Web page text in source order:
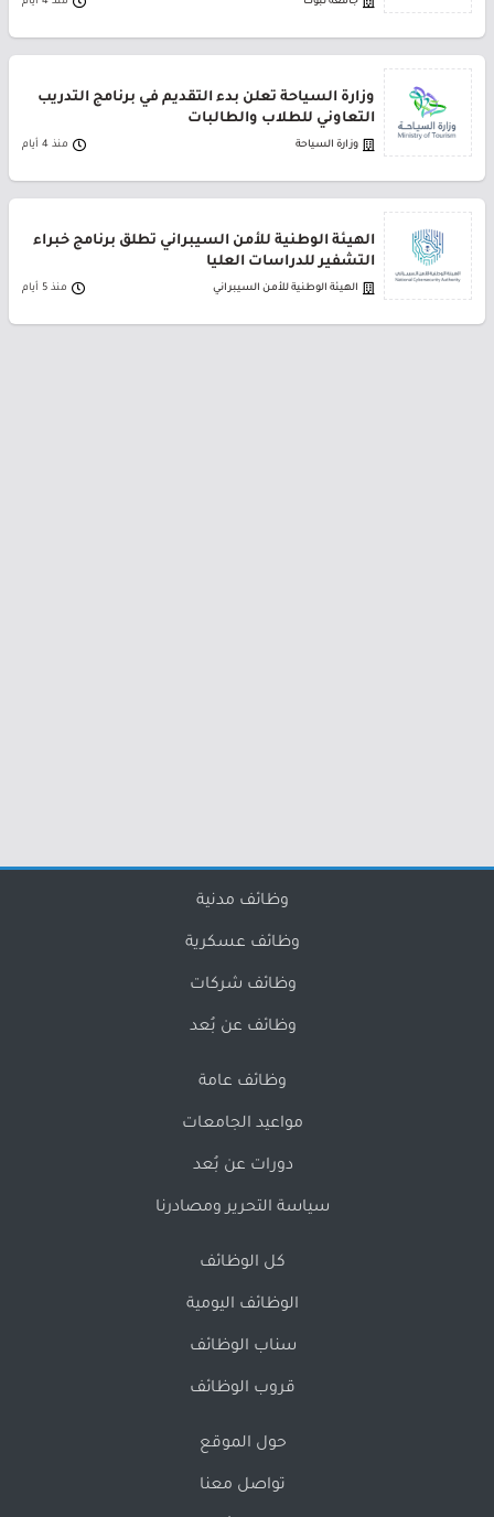
وزارة السياحة تعلن بدء التقديم في برنامج التدريب
التعاوني للطلاب والطالبات
وزارة السياحة منذ 4 أيام
الهيئة الوطنية للأمن السيبراني تطلق برنامج خبراء
التشفير للدراسات العليا
الهيئة الوطنية للأمن السيبراني منذ 5 أيام
وظائف مدنية
وظائف عسكرية
وظائف شركات
وظائف عن بُعد
وظائف عامة
مواعيد الجامعات
دورات عن بُعد
سياسة التحرير ومصادرنا
كل الوظائف
الوظائف اليومية
سناب الوظائف
قروب الوظائف
حول الموقع
تواصل معنا